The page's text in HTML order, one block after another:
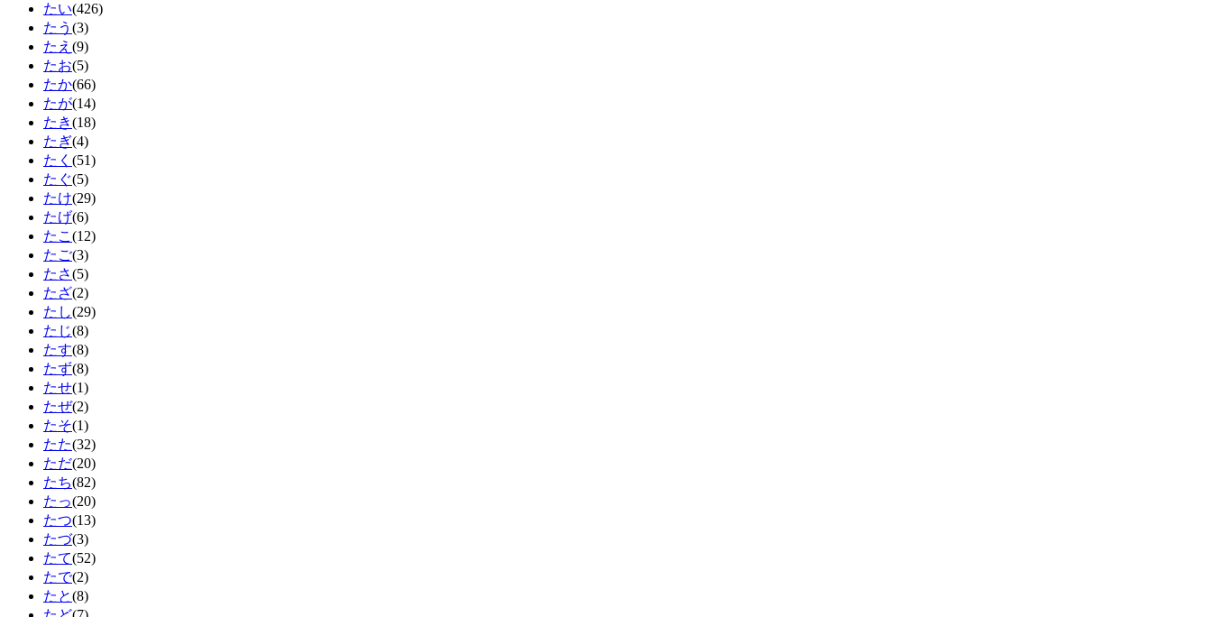
たい(426)
たう (3)
たえ (9)
たお(5)
たか(66)
たが(14)
たき(18)
たぎ(4)
たく (51)
たぐ(5)
たけ(29)
たげ(6)
たこ (12)
たご(3)
たさ(5)
たざ(2)
たし(29)
たじ(8)
たす(8)
たず(8)
たせ(1)
たぜ(2)
たそ(1)
たた(32)
ただ(20)
たち(82)
たっ(20)
たつ(13)
たづ(3)
たて(52)
たで(2)
たと(8)